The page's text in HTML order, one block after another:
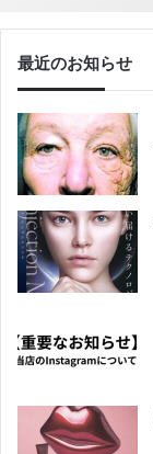
最近のお知らせ